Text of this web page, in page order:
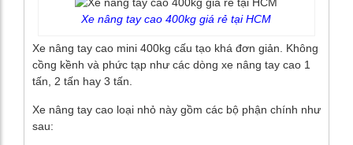
Xe nâng tay cao 400kg giá rẻ tại HCM
Xe nâng tay cao mini 400kg cấu tạo khá đơn giản. Không
cồng kềnh và phức tạp như các dòng xe nâng tay cao 1
tấn, 2 tấn hay 3 tấn.
Xe nâng tay cao loại nhỏ này gồm các bộ phận chính như
sau: